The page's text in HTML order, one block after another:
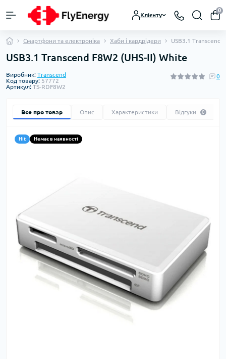
Клієнту
0
Смартфони та електроніка Хаби і кардрідери USB3.1 Transcend
USB3.1 Transcend F8W2 (UHS-II) White
Виробник: Transcend
Код товару: 57772
Артикул: TS-RDF8W2
0
Все про товар Опис Характеристики Відгуки 0
Hit Немає в наявності